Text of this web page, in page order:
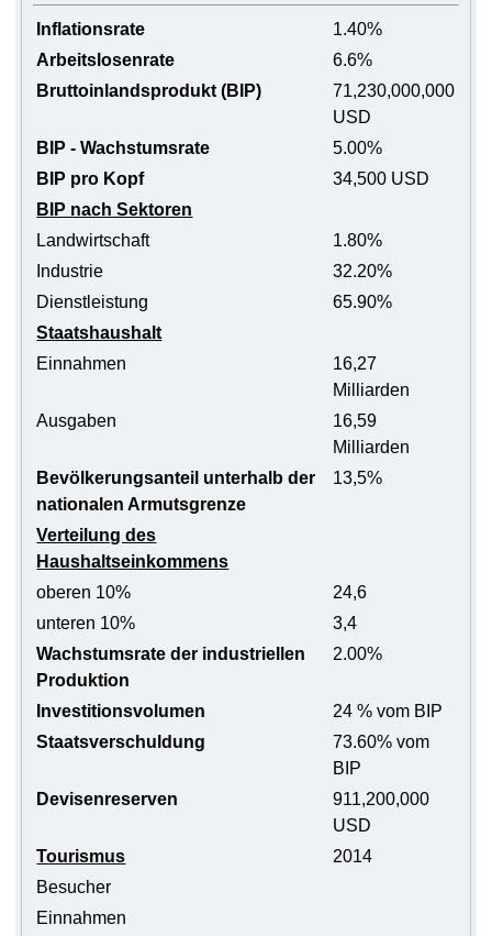
Inflationsrate
1.40%
Arbeitslosenrate
6.6%
Bruttoinlandsprodukt (BIP)
71,230,000,000
USD
BIP - Wachstumsrate
5.00%
BIP pro Kopf
34,500 USD
BIP nach Sektoren
Landwirtschaft
1.80%
Industrie
32.20%
Dienstleistung
65.90%
Staatshaushalt
Einnahmen
16,27
Milliarden
Ausgaben
16,59
Milliarden
Bevölkerungsanteil unterhalb der
nationalen Armutsgrenze
13,5%
Verteilung des
Haushaltseinkommens
oberen 10%
24,6
unteren 10%
3,4
Wachstumsrate der industriellen
Produktion
2.00%
Investitionsvolumen
24 % vom BIP
Staatsverschuldung
73.60% vom
BIP
Devisenreserven
911,200,000
USD
Tourismus
2014
Besucher
Einnahmen